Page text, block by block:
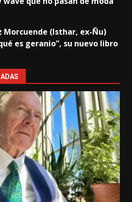
Morcuende (Isthar, ex-Ñu)
es geranio”, su nuevo libro